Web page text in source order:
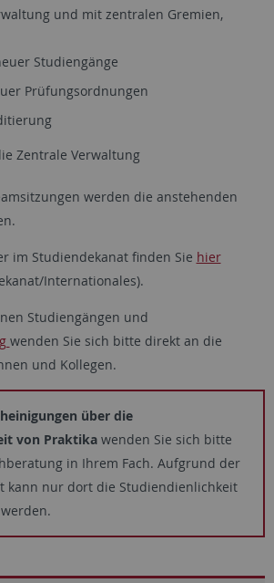
und mit zentralen Gremien,
Studiengänge
Prüfungsordnungen
Zentrale Verwaltung
werden die anstehenden
im Studiendekanat finden Sie hier
Internationales).
Studiengängen und
wenden Sie sich bitte direkt an die
und Kollegen.
über die
von Praktikawenden Sie sich bitte
in Ihrem Fach. Aufgrund der
kann nur dort die Studiendienlichkeit